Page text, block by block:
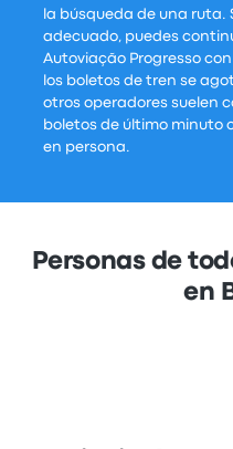
la búsqueda de una ruta.
adecuado, puedes
Autoviação Progresso
los boletos de tren se
otros operadores suelen
boletos de último minuto
en persona.
Personas de
en